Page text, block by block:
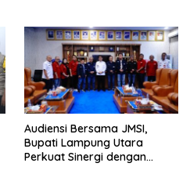
Audiensi Bersama JMSI,
Bupati Lampung Utara
Perkuat Sinergi dengan